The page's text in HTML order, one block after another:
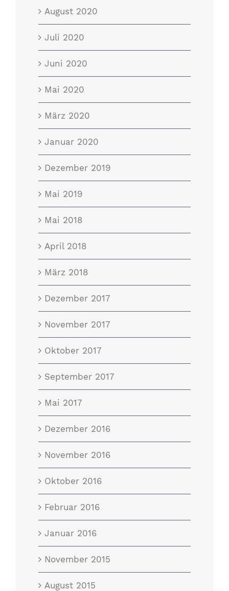
August 2020
Juli 2020
Juni 2020
Mai 2020
März 2020
Januar 2020
Dezember 2019
Mai 2019
Mai 2018
April 2018
März 2018
Dezember 2017
November 2017
Oktober 2017
September 2017
Mai 2017
Dezember 2016
November 2016
Oktober 2016
Februar 2016
Januar 2016
November 2015
August 2015